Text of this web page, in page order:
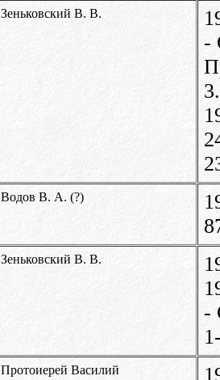
Зеньковский В. В.
-
Водов В. А. (?)
Зеньковский В. В.
-
Протоиерей Василий